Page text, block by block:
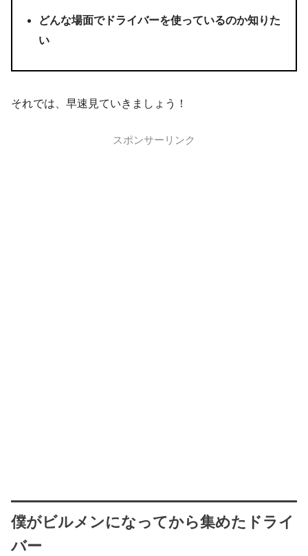
どんな場面でドライバーを使っているのか知りた
い
それでは、早速見ていきましょう！
スポンサーリンク
僕がビルメンになってから集めたドライ
バー